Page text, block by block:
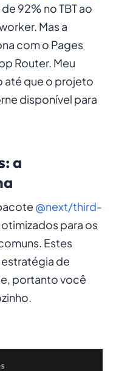
92% no TBT ao
Mas a
com o Pages
Router. Meu
até que o projeto
disponível para
a
@next/third-
para os
Estes
de
portanto você